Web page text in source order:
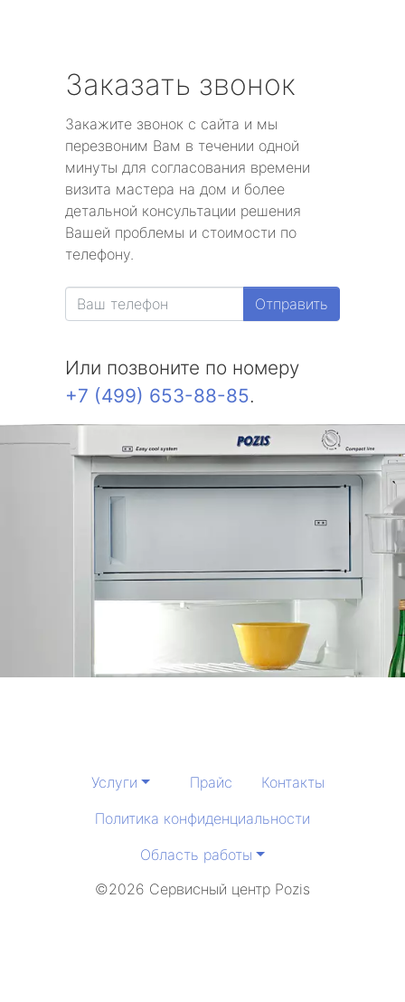
метро Улица академика Янгеля
метро Царицыно
метро Электрозаводская
метро Юго-Западная
метро Улица 1905 года
метро Теплый стан
метро Щукинская
метро Чертановская
метро Арбатская
метро Александровский сад
Заказать звонок
Закажите звонок с сайта и мы
перезвоним Вам в течении одной
минуты для согласования времени
визита мастера на дом и более
детальной консультации решения
Вашей проблемы и стоимости по
телефону.
Отправить
Или позвоните по номеру
+7 (499) 653-88-85.
Услуги Прайс
Контакты
Политика конфиденциальности
Область работы
©2026 Сервисный центр Pozis